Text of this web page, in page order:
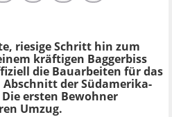
riesige Schritt hin zum
kräftigen Baggerbiss
die Bauarbeiten für das
der Südamerika-
Die ersten Bewohner
Umzug.